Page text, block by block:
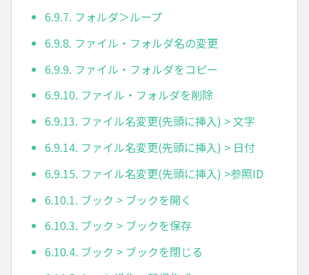
6.9.7. フォルダ＞ループ
6.9.8. ファイル・フォルダ名の変更
6.9.9. ファイル・フォルダをコピー
6.9.10. ファイル・フォルダを削除
6.9.13. ファイル名変更(先頭に挿入) > 文字
6.9.14. ファイル名変更(先頭に挿入) > 日付
6.9.15. ファイル名変更(先頭に挿入) >参照ID
6.10.1. ブック > ブックを開く
6.10.3. ブック > ブックを保存
6.10.4. ブック > ブックを閉じる